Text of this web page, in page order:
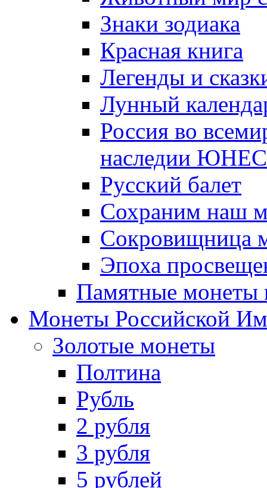
Знаки зодиака
Красная книга
Легенды и
Лунный
Россия во
наследии
Русский балет
Сохраним наш
Сокровищница
Эпоха
Памятные монеты
Монеты Российской
Золотые монеты
Полтина
Рубль
2 рубля
3 рубля
5 рублей